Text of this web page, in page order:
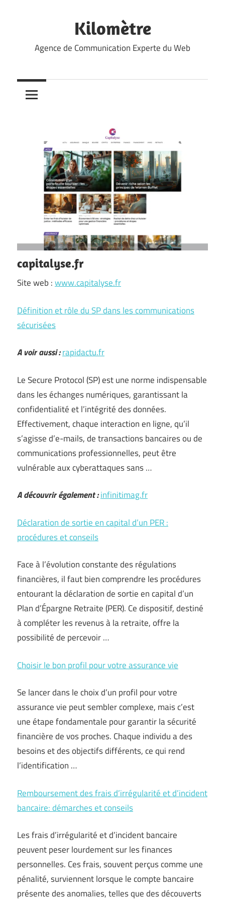
Kilomètre
Agence de Communication Experte du Web
capitalyse.fr
Site web :www.capitalyse.fr
Définition et rôle du SP dans les communications
sécurisées
A voir aussi :rapidactu.fr
Le Secure Protocol (SP) est une norme indispensable
dans les échanges numériques, garantissant la
confidentialité et l’intégrité des données.
Effectivement, chaque interaction en ligne, qu’il
s’agisse d’e-mails, de transactions bancaires ou de
communications professionnelles, peut être
vulnérable aux cyberattaques sans …
A découvrir également :infinitimag.fr
Déclaration de sortie en capital d’un PER :
procédures et conseils
Face à l’évolution constante des régulations
financières, il faut bien comprendre les procédures
entourant la déclaration de sortie en capital d’un
Plan d’Épargne Retraite (PER). Ce dispositif, destiné
à compléter les revenus à la retraite, offre la
possibilité de percevoir …
Choisir le bon profil pour votre assurance vie
Se lancer dans le choix d’un profil pour votre
assurance vie peut sembler complexe, mais c’est
une étape fondamentale pour garantir la sécurité
financière de vos proches. Chaque individu a des
besoins et des objectifs différents, ce qui rend
l’identification …
Remboursement des frais d’irrégularité et d’incident
bancaire: démarches et conseils
Les frais d’irrégularité et d’incident bancaire
peuvent peser lourdement sur les finances
personnelles. Ces frais, souvent perçus comme une
pénalité, surviennent lorsque le compte bancaire
présente des anomalies, telles que des découverts